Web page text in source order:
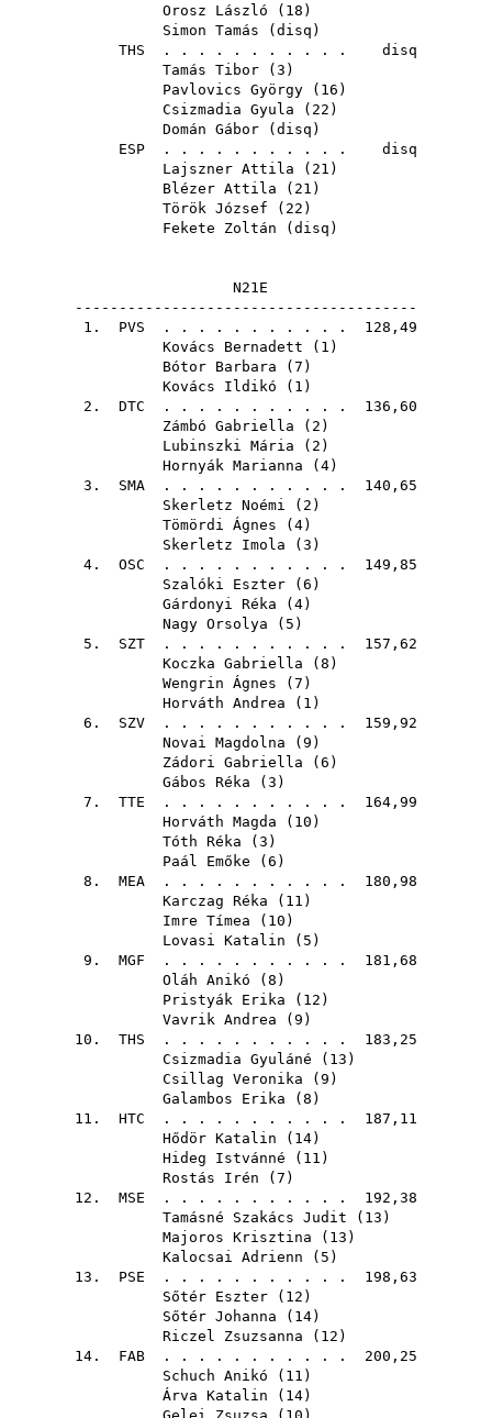
Orosz László ( 18 )
Simon Tamás ( disq )
THS . . . . . . . . . . . disq
Tamás Tibor ( 3 )
Pavlovics György ( 16 )
Csizmadia Gyula ( 22 )
Domán Gábor ( disq )
ESP . . . . . . . . . . . disq
Lajszner Attila ( 21 )
Blézer Attila ( 21 )
Török József ( 22 )
Fekete Zoltán ( disq )
N21E
---------------------------------------
1. PVS . . . . . . . . . . . 128,49
Kovács Bernadett ( 1 )
Bótor Barbara ( 7 )
Kovács Ildikó ( 1 )
2. DTC . . . . . . . . . . . 136,60
Zámbó Gabriella ( 2 )
Lubinszki Mária ( 2 )
Hornyák Marianna ( 4)
3. SMA . . . . . . . . . . . 140,65
Skerletz Noémi ( 2 )
Tömördi Ágnes ( 4)
Skerletz Imola ( 3 )
4. OSC . . . . . . . . . . . 149,85
Szalóki Eszter ( 6 )
Gárdonyi Réka ( 4)
Nagy Orsolya ( 5 )
5. SZT . . . . . . . . . . . 157,62
Koczka Gabriella ( 8 )
Wengrin Ágnes ( 7 )
Horváth Andrea ( 1 )
6. SZV . . . . . . . . . . . 159,92
Novai Magdolna ( 9 )
Zádori Gabriella ( 6 )
Gábos Réka ( 3 )
7. TTE . . . . . . . . . . . 164,99
Horváth Magda ( 10 )
Tóth Réka ( 3 )
Paál Emőke ( 6 )
8. MEA . . . . . . . . . . . 180,98
Karczag Réka ( 11 )
Imre Tímea ( 10 )
Lovasi Katalin ( 5 )
9. MGF . . . . . . . . . . . 181,68
Oláh Anikó ( 8 )
Pristyák Erika ( 12 )
Vavrik Andrea ( 9 )
10. THS . . . . . . . . . . . 183,25
Csizmadia Gyuláné ( 13 )
Csillag Veronika ( 9 )
Galambos Erika ( 8 )
11. HTC . . . . . . . . . . . 187,11
Hődör Katalin ( 14)
Hideg Istvánné ( 11 )
Rostás Irén ( 7 )
12. MSE . . . . . . . . . . . 192,38
Tamásné Szakács Judit ( 13 )
Majoros Krisztina ( 13 )
Kalocsai Adrienn ( 5 )
13. PSE . . . . . . . . . . . 198,63
Sőtér Eszter ( 12 )
Sőtér Johanna ( 14)
Riczel Zsuzsanna ( 12 )
14. FAB . . . . . . . . . . . 200,25
Schuch Anikó ( 11 )
Árva Katalin ( 14)